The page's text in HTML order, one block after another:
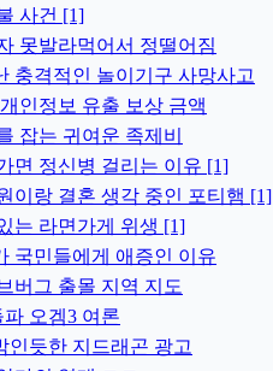
사건 [1]
못발라먹어서 정떨어짐
충격적인 놀이기구 사망사고
인정보 유출 보상 금액
잡는 귀여운 족제비
면 정신병 걸리는 이유 [1]
이랑 결혼 생각 중인 포티햄 [1]
는 라면가게 위생 [1]
국민들에게 애증인 이유
버그 출몰 지역 지도
오겜3 여론
인듯한 지드래곤 광고